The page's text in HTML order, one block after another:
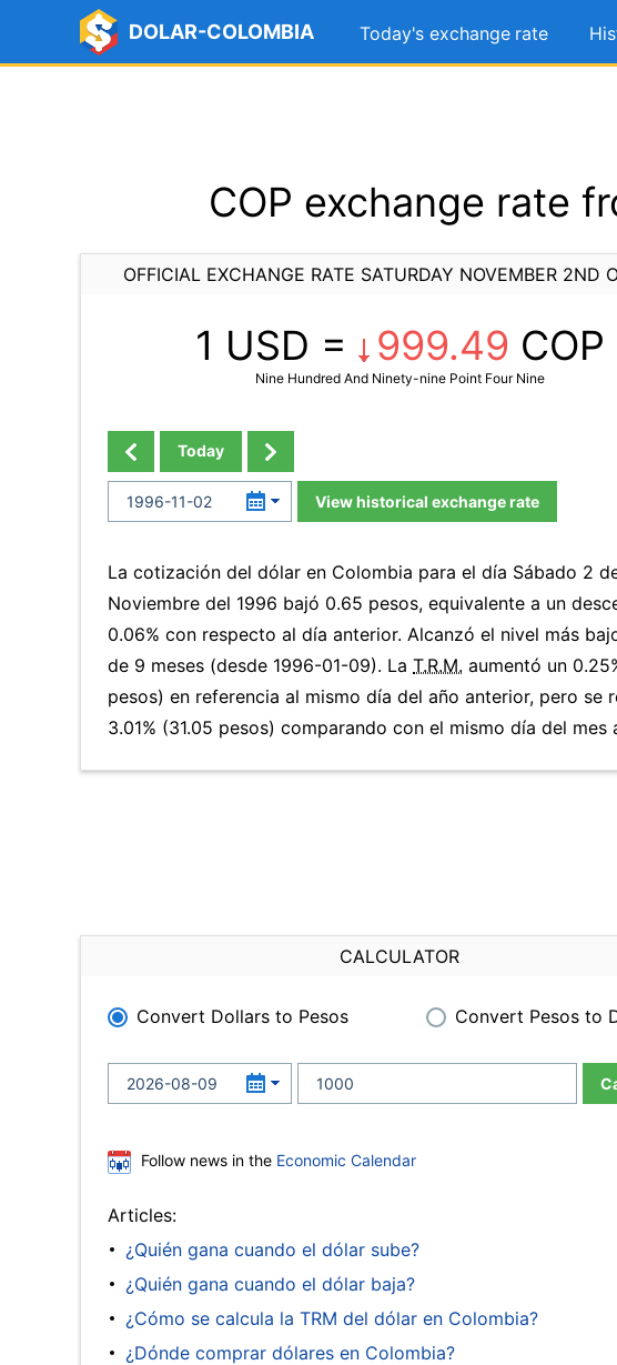
DOLAR-COLOMBIA Today's exchange rate
COP exchange rate
OFFICIAL EXCHANGE RATE SATURDAY NOVEMBER 2ND
1 USD = 999.49 COP
Nine Hundred And Ninety-nine Point Four Nine
Today
View historical exchange rate
La cotización del dólar en Colombia para el día Sábado 2
Noviembre del 1996 bajó 0.65 pesos, equivalente a un
0.06% con respecto al día anterior. Alcanzó el nivel más
de 9 meses (desde 1996-01-09). La T.R.M. aumentó un
pesos) en referencia al mismo día del año anterior, pero se
3.01% (31.05 pesos) comparando con el mismo día del mes
CALCULATOR
Convert Dollars to Pesos Convert Pesos to
Follow news in the Economic Calendar
Articles:
¿Quién gana cuando el dólar sube?
¿Quién gana cuando el dólar baja?
¿Cómo se calcula la TRM del dólar en Colombia?
¿Dónde comprar dólares en Colombia?